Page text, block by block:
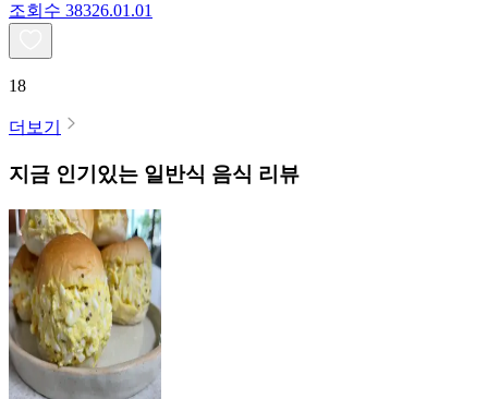
조회수 38326.01.01
18
더보기
지금 인기있는 일반식 음식 리뷰